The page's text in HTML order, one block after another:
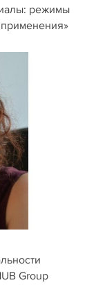
режимы
применения»
Group